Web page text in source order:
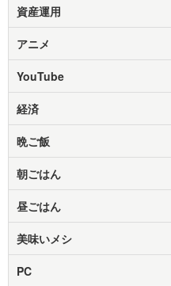
資産運用
アニメ
YouTube
経済
晩ご飯
朝ごはん
昼ごはん
美味いメシ
PC